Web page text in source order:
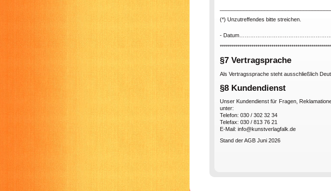
(*) Unzutreffendes bitte streichen.
-
§7 Vertragsprache
Als Vertragssprache steht ausschließlich
§8 Kundendienst
Unser Kundendienst für Fragen,
unter:
Telefon: 030 / 302 32 34
Telefax: 030 / 813 76 21
E-Mail: info@kunstverlagfalk.de
Stand der AGB Juni 2026